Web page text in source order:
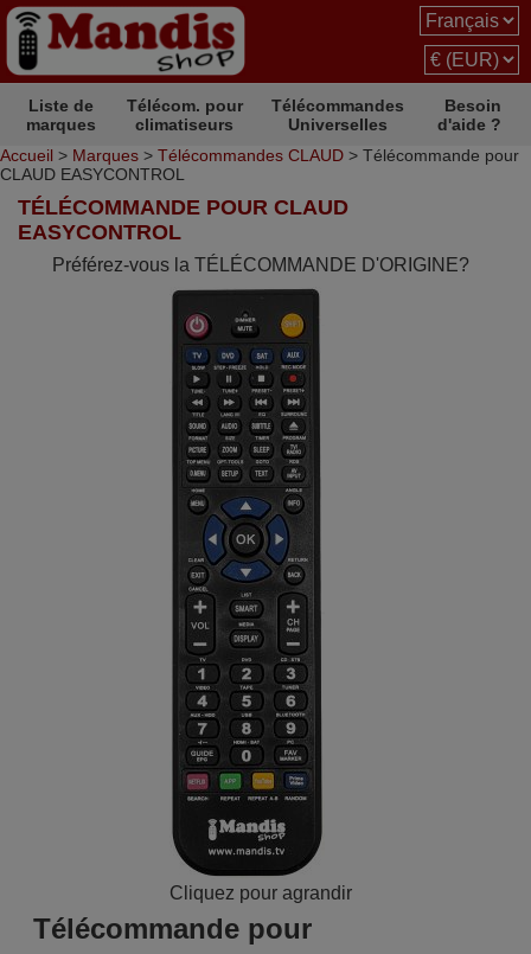
Liste de
marques
Télécom. pour
climatiseurs
Télécommandes
Universelles
Besoin
d'aide ?
Accueil > Marques > Télécommandes CLAUD > Télécommande pour
CLAUD EASYCONTROL
TÉLÉCOMMANDE POUR CLAUD
EASYCONTROL
Préférez-vous la TÉLÉCOMMANDE D'ORIGINE?
Cliquez pour agrandir
Télécommande pour